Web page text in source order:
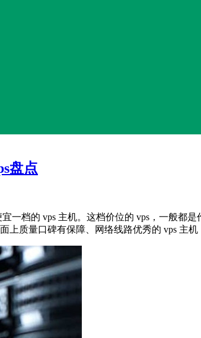
盘点
一档的 vps 主机。这档价位的 vps，一般都
质量口碑有保障、网络线路优秀的 vps 主